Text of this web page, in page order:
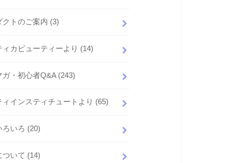
クトのご案内 (3)
ィカビューティーより (14)
ガ・初心者Q&A (243)
ィインスティチュートより (65)
ろいろ (20)
ついて (14)